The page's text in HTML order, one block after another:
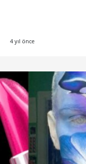
4 yıl önce